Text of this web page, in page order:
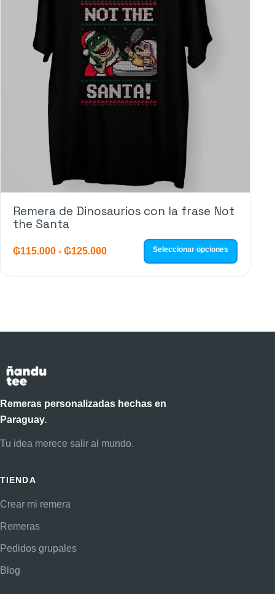
Remera de Dinosaurios con la frase Not
the Santa
₲115.000 - ₲125.000 Seleccionar opciones
Remeras personalizadas hechas en
Paraguay.
Tu idea merece salir al mundo.
TIENDA
Crear mi remera
Remeras
Pedidos grupales
Blog